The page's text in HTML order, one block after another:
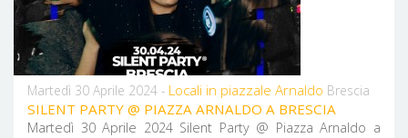
Martedì 30 Aprile 2024 - Locali in piazzale Arnaldo Brescia
SILENT PARTY @ PIAZZA ARNALDO A BRESCIA
Martedì 30 Aprile 2024 Silent Party @ Piazza Arnaldo a